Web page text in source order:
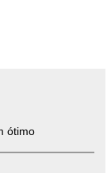
ótimo